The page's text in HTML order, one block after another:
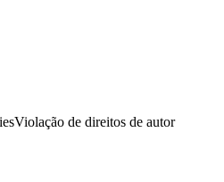
Violação de direitos de autor